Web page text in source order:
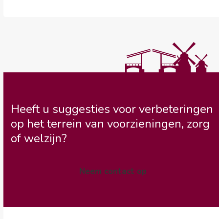
Heeft u suggesties voor verbeteringen
op het terrein van voorzieningen, zorg
of welzijn?
Neem contact op